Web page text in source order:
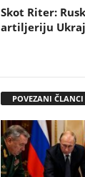
Skot Riter:
artiljeriju
POVEZANI ČLANCI